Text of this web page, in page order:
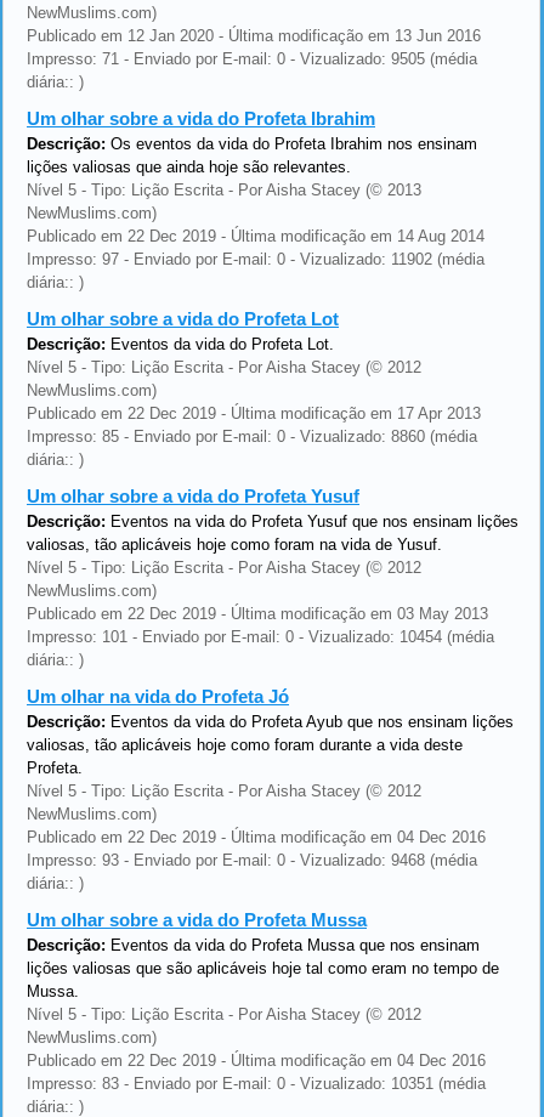
NewMuslims.com)
Publicado em 12 Jan 2020 - Última modificação em 13 Jun 2016
Impresso: 71 - Enviado por E-mail: 0 - Vizualizado: 9505 (média
diária:: )
Um olhar sobre a vida do Profeta Ibrahim
Descrição: Os eventos da vida do Profeta Ibrahim nos ensinam
lições valiosas que ainda hoje são relevantes.
Nível 5 - Tipo: Lição Escrita - Por Aisha Stacey (© 2013
NewMuslims.com)
Publicado em 22 Dec 2019 - Última modificação em 14 Aug 2014
Impresso: 97 - Enviado por E-mail: 0 - Vizualizado: 11902 (média
diária:: )
Um olhar sobre a vida do Profeta Lot
Descrição: Eventos da vida do Profeta Lot.
Nível 5 - Tipo: Lição Escrita - Por Aisha Stacey (© 2012
NewMuslims.com)
Publicado em 22 Dec 2019 - Última modificação em 17 Apr 2013
Impresso: 85 - Enviado por E-mail: 0 - Vizualizado: 8860 (média
diária:: )
Um olhar sobre a vida do Profeta Yusuf
Descrição: Eventos na vida do Profeta Yusuf que nos ensinam lições
valiosas, tão aplicáveis hoje como foram na vida de Yusuf.
Nível 5 - Tipo: Lição Escrita - Por Aisha Stacey (© 2012
NewMuslims.com)
Publicado em 22 Dec 2019 - Última modificação em 03 May 2013
Impresso: 101 - Enviado por E-mail: 0 - Vizualizado: 10454 (média
diária:: )
Um olhar na vida do Profeta Jó
Descrição: Eventos da vida do Profeta Ayub que nos ensinam lições
valiosas, tão aplicáveis hoje como foram durante a vida deste
Profeta.
Nível 5 - Tipo: Lição Escrita - Por Aisha Stacey (© 2012
NewMuslims.com)
Publicado em 22 Dec 2019 - Última modificação em 04 Dec 2016
Impresso: 93 - Enviado por E-mail: 0 - Vizualizado: 9468 (média
diária:: )
Um olhar sobre a vida do Profeta Mussa
Descrição: Eventos da vida do Profeta Mussa que nos ensinam
lições valiosas que são aplicáveis hoje tal como eram no tempo de
Mussa.
Nível 5 - Tipo: Lição Escrita - Por Aisha Stacey (© 2012
NewMuslims.com)
Publicado em 22 Dec 2019 - Última modificação em 04 Dec 2016
Impresso: 83 - Enviado por E-mail: 0 - Vizualizado: 10351 (média
diária:: )